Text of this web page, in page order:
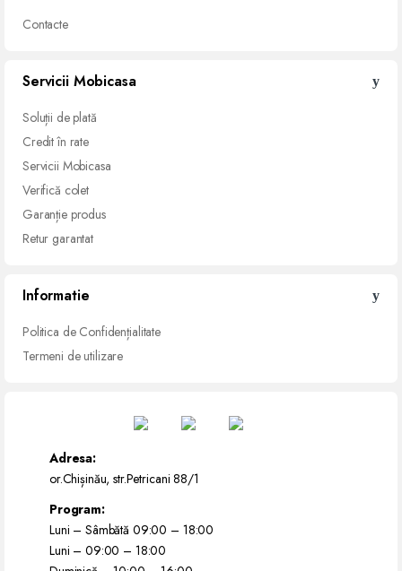
Contacte
Servicii Mobicasa
Soluții deplată
Creditîn rate
Servicii Mobicasa
Verifică colet
Garanțieprodus
Retur garantat
Informatie
Politica de Confidențialitate
Termeni de utilizare
Adresa:
or.Chișinău, str.Petricani 88/1
Program:
Luni – Sâmbătă 09:00 – 18:00
Luni – 09:00 – 18:00